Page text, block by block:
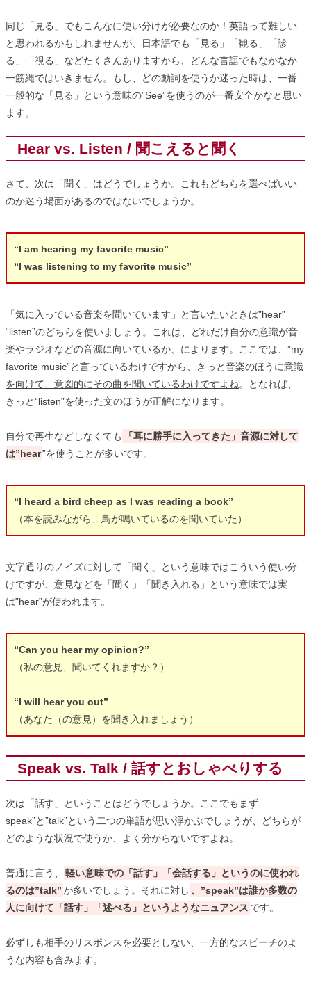
同じ「見る」でもこんなに使い分けが必要なのか！英語って難しい
と思われるかもしれませんが、日本語でも「見る」「観る」「診
る」「視る」などたくさんありますから、どんな言語でもなかなか
一筋縄ではいきません。もし、どの動詞を使うか迷った時は、一番
一般的な「見る」という意味の”See”を使うのが一番安全かなと思い
ます。
Hear vs. Listen / 聞こえると聞く
さて、次は「聞く」はどうでしょうか。これもどちらを選べばいい
のか迷う場面があるのではないでしょうか。
“I am hearing my favorite music”
“I was listening to my favorite music”
「気に入っている音楽を聞いています」と言いたいときは”hear”
“listen”のどちらを使いましょう。これは、どれだけ自分の意識が音
楽やラジオなどの音源に向いているか、によります。ここでは、”my
favorite music”と言っているわけですから、きっと音楽のほうに意識
を向けて、意図的にその曲を聞いているわけですよね。となれば、
きっと“listen”を使った文のほうが正解になります。
自分で再生などしなくても
「耳に勝手に入ってきた」音源に対して
は”hear”を使うことが多いです。
“I heard a bird cheep as I was reading a book”
（本を読みながら、鳥が鳴いているのを聞いていた）
文字通りのノイズに対して「聞く」という意味ではこういう使い分
けですが、意見などを「聞く」「聞き入れる」という意味では実
は”hear”が使われます。
“Can you hear my opinion?”
（私の意見、聞いてくれますか？）
“I will hear you out”
（あなた（の意見）を聞き入れましょう）
Speak vs. Talk / 話すとおしゃべりする
次は「話す」ということはどうでしょうか。ここでもまず
speak”と”talk”という二つの単語が思い浮かぶでしょうが、どちらが
どのような状況で使うか、よく分からないですよね。
普通に言う、
軽い意味での「話す」「会話する」というのに使われ
るのは”talk”が多いでしょう。それに対し 、”speak”は誰か多数の
人に向けて「話す」「述べる」というようなニュアンス です。
必ずしも相手のリスポンスを必要としない、一方的なスピーチのよ
うな内容も含みます。